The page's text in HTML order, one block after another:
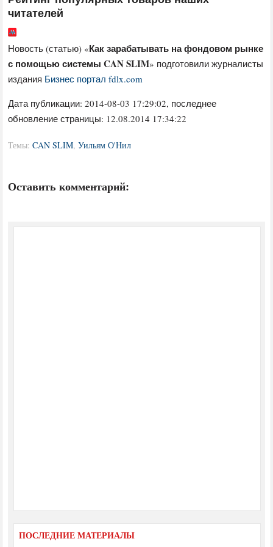
читателей
Новость (статью) «Как зарабатывать на фондовом рынке
с помощью системы CAN SLIM» подготовили журналисты
издания Бизнес портал fdlx.com
Дата публикации:2014-08-03 17:29:02, последнее
обновление страницы: 12.08.2014 17:34:22
Темы:CAN SLIM,Уильям О'Нил
Оставить комментарий:
ПОСЛЕДНИЕ МАТЕРИАЛЫ